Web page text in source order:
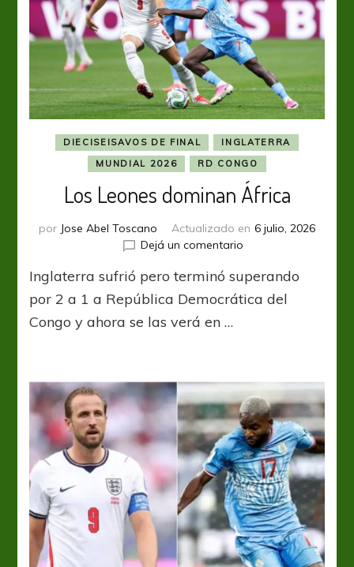
DIECISEISAVOS DE FINAL
INGLATERRA
MUNDIAL 2026
RD CONGO
Los Leones dominan África
por Jose Abel Toscano Actualizado en 6 julio, 2026
Dejá un comentarioen
Leones
dominan
Inglaterra sufrió pero terminó superando
por 2 a 1 a República Democrática del
Congo y ahora se las verá en …